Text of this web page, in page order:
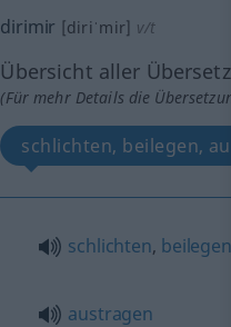
dirimir [diriˈmir] v/t
Übersicht aller
(Für mehr Details die
schlichten, beilegen,
schlichten, beilegen
austragen